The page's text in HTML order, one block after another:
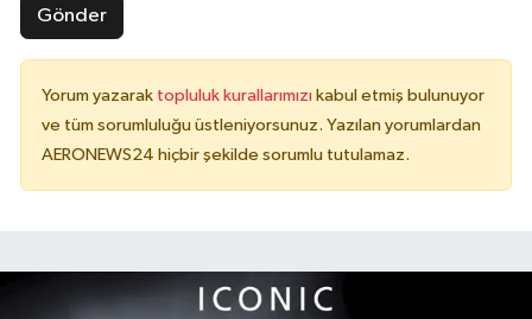
Gönder
Yorum yazarak topluluk kurallarımızı kabul etmiş bulunuyor
ve tüm sorumluluğu üstleniyorsunuz. Yazılan yorumlardan
AERONEWS24 hiçbir şekilde sorumlu tutulamaz.